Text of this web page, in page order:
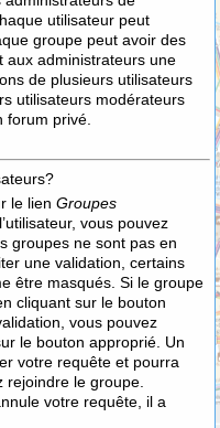
utilisateur peut
groupe peut avoir des
aux administrateurs une
de plusieurs utilisateurs
utilisateurs modérateurs
forum privé.
le lien Groupes
vous pouvez
groupes ne sont pas en
une validation, certains
être masqués. Si le groupe
cliquant sur le bouton
vous pouvez
le bouton approprié. Un
votre requête et pourra
le groupe.
votre requête, il a